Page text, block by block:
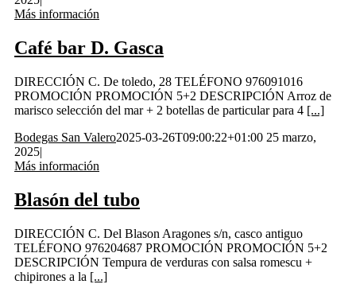
Más información
Café bar D. Gasca
DIRECCIÓN C. De toledo, 28 TELÉFONO 976091016
PROMOCIÓN PROMOCIÓN 5+2 DESCRIPCIÓN Arroz de
marisco selección del mar + 2 botellas de particular para 4 [...]
Bodegas San Valero2025-03-26T09:00:22+01:00 25 marzo,
2025|
Más información
Blasón del tubo
DIRECCIÓN C. Del Blason Aragones s/n, casco antiguo
TELÉFONO 976204687 PROMOCIÓN PROMOCIÓN 5+2
DESCRIPCIÓN Tempura de verduras con salsa romescu +
chipirones a la [...]